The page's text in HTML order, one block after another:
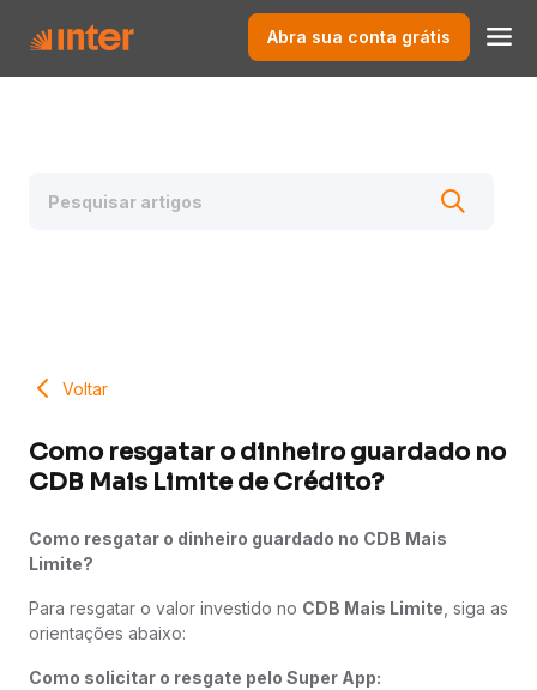
Abra sua conta grátis
Voltar
Como resgatar o dinheiro guardado no
CDB Mais Limite de Crédito?
Como resgatar o dinheiro guardado no CDB Mais
Limite?
Para resgatar o valor investido no CDB Mais Limite , siga as
orientações abaixo:
Como solicitar o resgate pelo Super App: